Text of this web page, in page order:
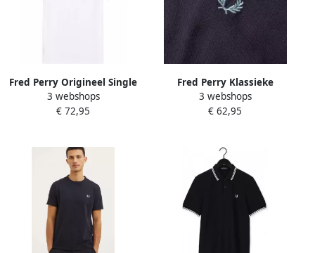
Fred Perry Origineel Single
Stripe Katoenen Poloshirt
White Heren
3 webshops
€ 72,95
Fred Perry Klassieke
Katoenen Polo met
Eigentijdse Pasvorm Blue
3 webshops
€ 62,95